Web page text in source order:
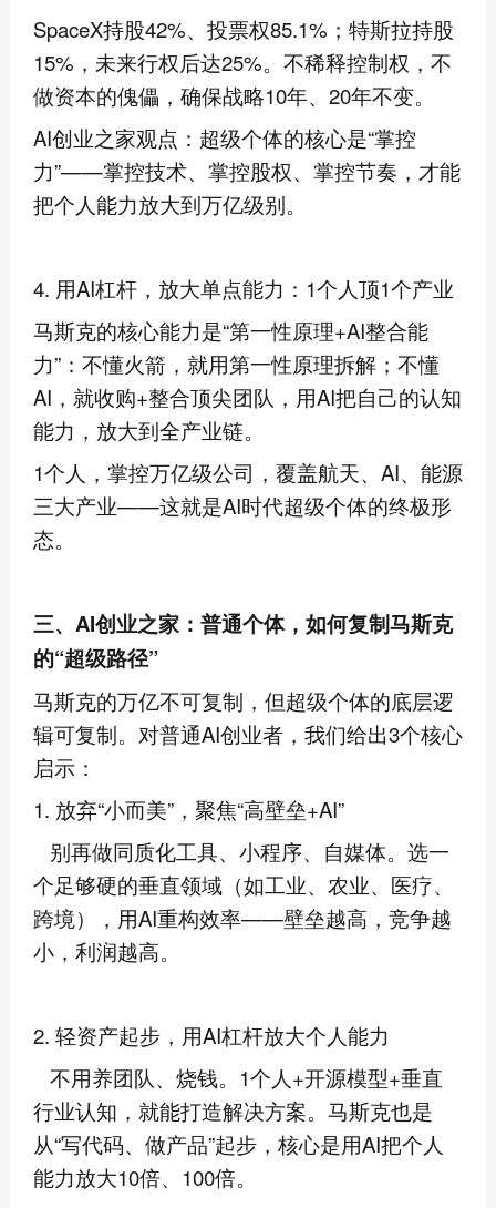
SpaceX持股42%、投票权85.1%；特斯拉持股
15%，未来行权后达25%。不稀释控制权，不
做资本的傀儡，确保战略10年、20年不变。
AI创业之家观点：超级个体的核心是“掌控
力”——掌控技术、掌控股权、掌控节奏，才能
把个人能力放大到万亿级别。
4. 用AI杠杆，放大单点能力：1个人顶1个产业
马斯克的核心能力是“第一性原理+AI整合能
力”：不懂火箭，就用第一性原理拆解；不懂
AI，就收购+整合顶尖团队，用AI把自己的认知
能力，放大到全产业链。
1个人，掌控万亿级公司，覆盖航天、AI、能源
三大产业——这就是AI时代超级个体的终极形
态。
三、AI创业之家：普通个体，如何复制马斯克
的“超级路径”
马斯克的万亿不可复制，但超级个体的底层逻
辑可复制。对普通AI创业者，我们给出3个核心
启示：
1. 放弃“小而美”，聚焦“高壁垒+AI”
别再做同质化工具、小程序、自媒体。选一
个足够硬的垂直领域（如工业、农业、医疗、
跨境），用AI重构效率——壁垒越高，竞争越
小，利润越高。
2. 轻资产起步，用AI杠杆放大个人能力
不用养团队、烧钱。1个人+开源模型+垂直
行业认知，就能打造解决方案。马斯克也是
从“写代码、做产品”起步，核心是用AI把个人
能力放大10倍、100倍。